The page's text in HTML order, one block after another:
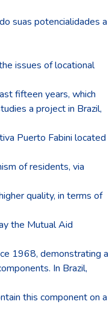
suas potencialidades a
issues of locational
fifteen years, which
a project in Brazil,
Puerto Fabini located
of residents, via
quality, in terms of
the Mutual Aid
1968, demonstrating a
In Brazil,
this component on a